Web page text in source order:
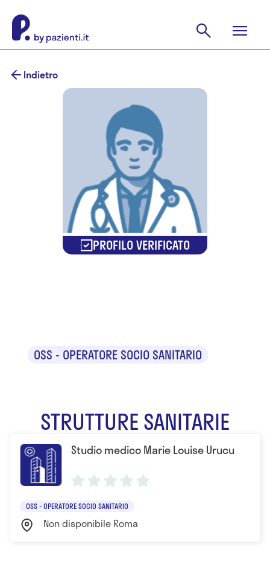
Indietro
PROFILO VERIFICATO
OSS - OPERATORE SOCIO SANITARIO
STRUTTURE SANITARIE
Studio medico Marie Louise Urucu
OSS - OPERATORE SOCIO SANITARIO
Non disponibile Roma